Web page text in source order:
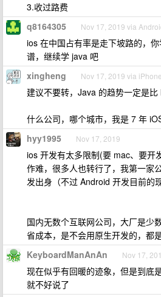
3.收过路费
q8164305 Nov 17, 2019 via
ios 在中国占有率是走下坡路的，
谱，继续学 java 吧
xingheng Nov 17, 2019 via iPhone
建议不要转，Java 的趋势一定是比
什么公司，哪个城市，我是 7 年
hyy1995 Nov 17, 2019
ios 开发有太多限制(要 mac、要开
作难，很多人也转行了，我第一家
发出身（不过 Android 开发目前的
国内无数个互联网公司，大厂是少
省成本，是不会用原生开发的，都
KeyboardManAnAn Nov 17,
现在似乎有回暖的迹象，但是到底
就不好说了